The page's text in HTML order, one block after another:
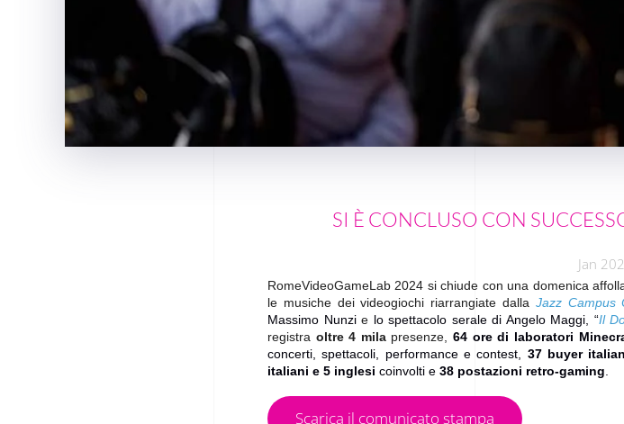
SI È CONCLUSO CON
Jan
RomeVideoGameLab 2024 si chiude con una domenica
le musiche dei videogiochi riarrangiate dalla Jazz Campus
Massimo Nunzi e lo spettacolo serale di Angelo Maggi, “Il
registra oltre 4 milapresenze,64 ore di laboratori
concerti, spettacoli, performance e contest, 37 buyer
italiani e 5 inglesi coinvolti e 38 postazioni retro-gaming
Scarica il comunicato stampa